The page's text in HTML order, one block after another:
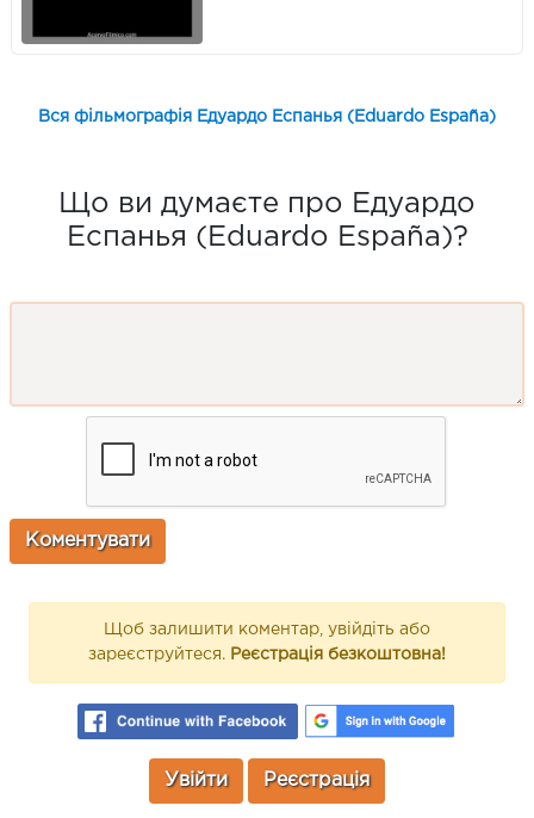
Вся фільмографія Едуардо Еспанья (Eduardo España)
Що ви думаєте про Едуардо
Еспанья (Eduardo España)?
Щоб залишити коментар, увійдіть або
зареєструйтеся. Реєстрація безкоштовна!
Увійти Реєстрація